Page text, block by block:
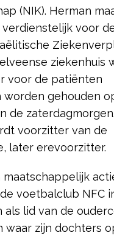
(NIK). Herman
voor
ziekenhuis
voor de patiënten
worden gehouden
de
voorzitter van de
later erevoorzitter.
maatschappelijk
voetbalclub NFC
als lid van de
waar zijn dochters